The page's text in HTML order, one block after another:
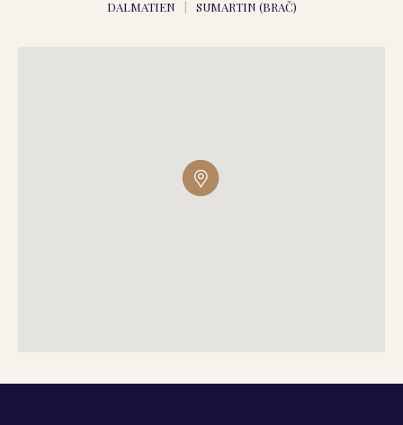
DALMATIEN SUMARTIN (BRAČ)